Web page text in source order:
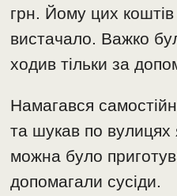
грн. Йому цих коштів
вистачало. Важко
ходив тільки за
Намагався
та шукав по вулицях
можна було
допомагали сусіди.